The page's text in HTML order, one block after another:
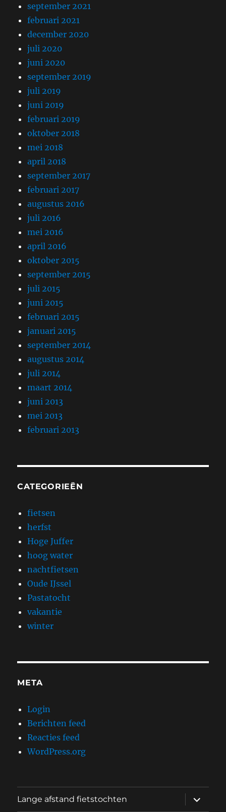
september 2021
februari 2021
december 2020
juli 2020
juni 2020
september 2019
juli 2019
juni 2019
februari 2019
oktober 2018
mei 2018
april 2018
september 2017
februari 2017
augustus 2016
juli 2016
mei 2016
april 2016
oktober 2015
september 2015
juli 2015
juni 2015
februari 2015
januari 2015
september 2014
augustus 2014
juli 2014
maart 2014
juni 2013
mei 2013
februari 2013
CATEGORIEËN
fietsen
herfst
Hoge Juffer
hoog water
nachtfietsen
Oude IJssel
Pastatocht
vakantie
winter
META
Login
Berichten feed
Reacties feed
WordPress.org
Lange afstand fietstochten